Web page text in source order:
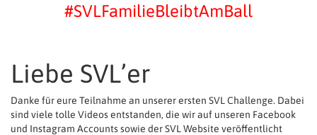
#SVLFamilieBleibtAmBall
Liebe SVL’er
Danke für eure Teilnahme an unserer ersten SVL Challenge. Dabei
sind viele tolle Videos entstanden, die wir auf unseren Facebook
und Instagram Accounts sowie der SVL Website veröffentlicht